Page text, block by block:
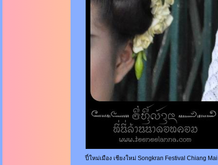
ปี์ใหม่เมือง เชียงใหม่ Songkran Festival Chiang